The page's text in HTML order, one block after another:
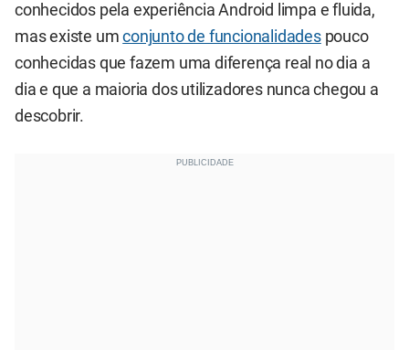
conhecidos pela experiência Android limpa e fluida,
mas existe umconjunto de funcionalidadespouco
conhecidas que fazem uma diferença real no dia a
dia e que a maioria dos utilizadores nunca chegou a
descobrir.